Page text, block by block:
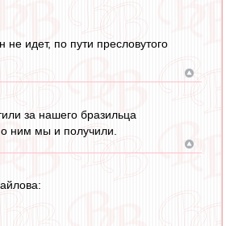
идет, по пути пресловутого
за нашего бразильца
ним мы и получили.